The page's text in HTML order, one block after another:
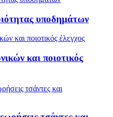
υποδημάτων
και ποιοτικός